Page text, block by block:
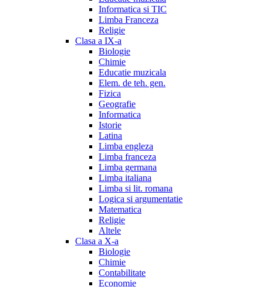
Informatica si TIC
Limba Franceza
Religie
Clasa a IX-a
Biologie
Chimie
Educatie muzicala
Elem. de teh. gen.
Fizica
Geografie
Informatica
Istorie
Latina
Limba engleza
Limba franceza
Limba germana
Limba italiana
Limba si lit. romana
Logica si argumentatie
Matematica
Religie
Altele
Clasa a X-a
Biologie
Chimie
Contabilitate
Economie